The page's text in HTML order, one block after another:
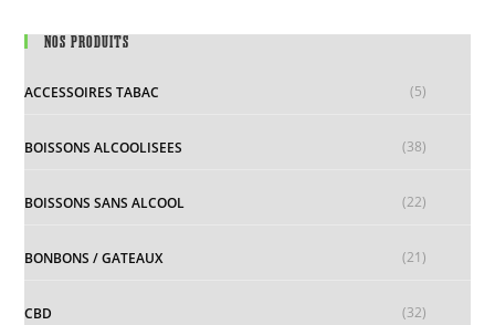
NOS PRODUITS
ACCESSOIRES TABAC (5)
BOISSONS ALCOOLISEES (38)
BOISSONS SANS ALCOOL (22)
BONBONS / GATEAUX (21)
CBD (32)